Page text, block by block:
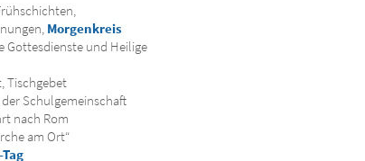
Morgenkreis
Gottesdienste und Heilige
Tischgebet
Schulgemeinschaft
nach Rom
am Ort“